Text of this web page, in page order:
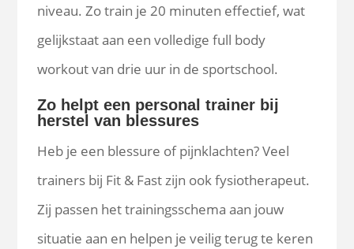
niveau. Zo train je 20 minuten effectief, wat
gelijkstaat aan een volledige full body
workout van drie uur in de sportschool.
Zo helpt een personal trainer bij
herstel van blessures
Heb je een blessure of pijnklachten? Veel
trainers bij Fit & Fast zijn ook fysiotherapeut.
Zij passen het trainingsschema aan jouw
situatie aan en helpen je veilig terug te keren